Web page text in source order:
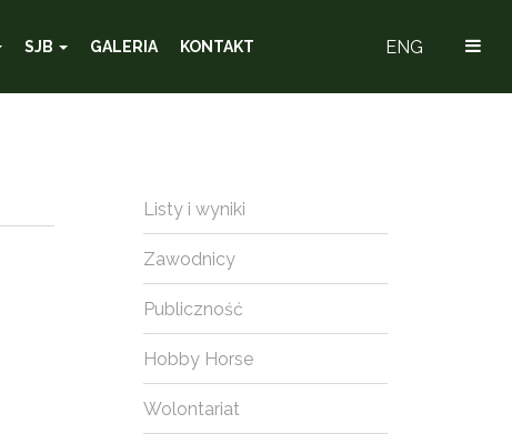
ENG
SJB GALERIA KONTAKT
Listy i wyniki
Zawodnicy
Publiczność
Hobby Horse
Wolontariat